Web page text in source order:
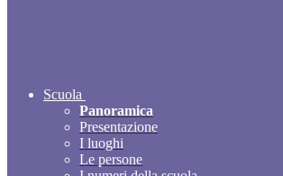
Scuola
Panoramica
Presentazione
I luoghi
Le persone